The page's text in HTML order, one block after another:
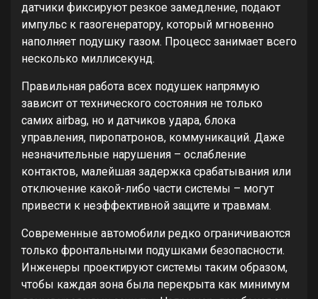
датчики фиксируют резкое замедление, подают
импульс к газогенератору, который мгновенно
наполняет подушку газом. Процесс занимает всего
несколько миллисекунд.
Правильная работа всех подушек напрямую
зависит от технического состояния не только
самих airbag, но и датчиков удара, блока
управления, пиропатронов, коммуникаций. Даже
незначительные нарушения – ослабление
контактов, малейшая задержка срабатывания или
отключение какой-либо части системы – могут
привести к неэффективной защите и травмам.
Современные автомобили редко ограничиваются
только фронтальными подушками безопасности.
Инженеры проектируют системы таким образом,
чтобы каждая зона была перекрыта как минимум